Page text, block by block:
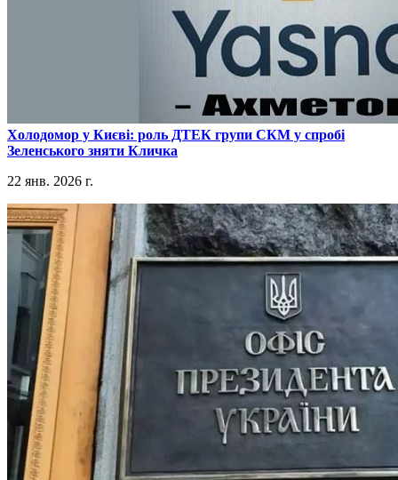
​Холодомор у Києві: роль ДТЕК групи СКМ у спробі
Зеленського зняти Кличка
22 янв. 2026 г.